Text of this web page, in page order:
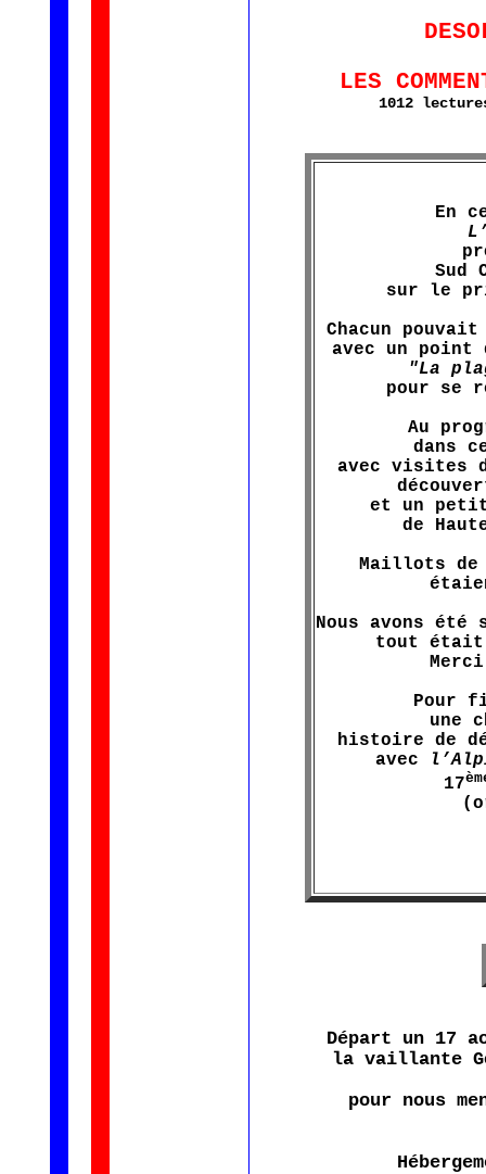
LES
1012
En
Sud
sur le
Chacun
avec un
"La
pour se
Au
dans
avec visites
et un
de
Maillots de
Nous avons
tout était
Pour
une
histoire de
avec
17
Départ un 17
la vaillante
pour nous